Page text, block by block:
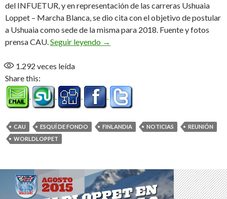
del INFUETUR, y en representación de las carreras Ushuaia
Loppet – Marcha Blanca, se dio cita con el objetivo de postular
a Ushuaia como sede de la misma para 2018. Fuente y fotos
prensa CAU.Seguir leyendo Proyecto en marcha
→
1.292 veces leída
Share this:
CAU ESQUÍ DE FONDO FINLANDIA NOTICIAS
REUNIÓN
WORLDLOPPET